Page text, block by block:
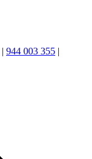
| 944 003 355 |